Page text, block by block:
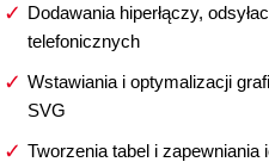
Dodawania hiperłączy,
telefonicznych
Wstawiania i optymalizacji
SVG
Tworzenia tabel i zapewniania